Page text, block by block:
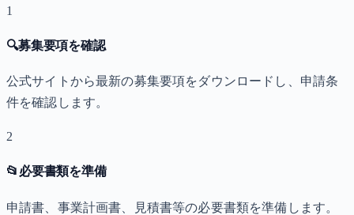
1
🔍募集要項を確認
公式サイトから最新の募集要項をダウンロードし、申請条
件を確認します。
2
📂 必要書類を準備
申請書、事業計画書、見積書等の必要書類を準備します。